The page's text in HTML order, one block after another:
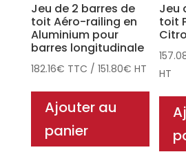
Jeu de 2 barres de
toit Aéro-railing en
Aluminium pour
barres longitudinale
182.16€ TTC / 151.80€ HT
Ajouter au
panier
Jeu
toit
HT